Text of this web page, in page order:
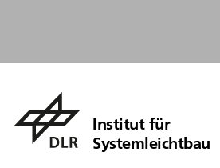
Institut für
Systemleichtbau